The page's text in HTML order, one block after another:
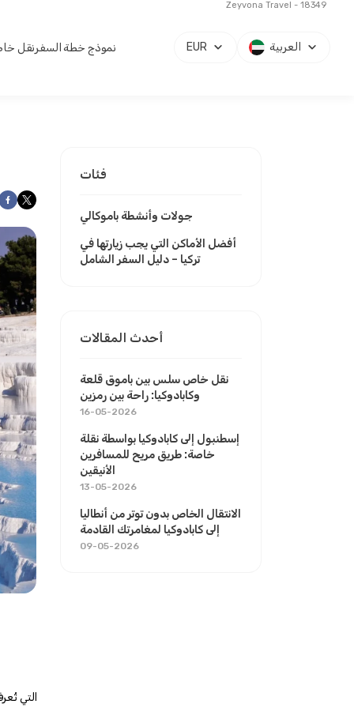
Zeyvona Travel - 18349
نقلنموذج خطة السفر EUR العربية
، التي
فئات
جولات وأنشطة باموكالي
أفضل الأماكن التي يجب زيارتها في
تركيا – دليل السفر الشامل
أحدث المقالات
نقل خاص سلس بين باموق قلعة
وكابادوكيا: راحة بين رمزين
16-05-2026
إسطنبول إلى كابادوكيا بواسطة نقلة
خاصة: طريق مريح للمسافرين
الأنيقين
13-05-2026
الانتقال الخاص بدون توتر من أنطاليا
إلى كابادوكيا لمغامرتك القادمة
09-05-2026